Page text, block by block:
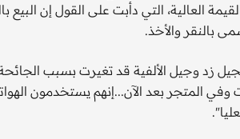
العالية، التي دأبت على القول إن البيع
بالنقر والأخذ.
زد وجيل الألفية قد تغيرت بسبب
وفي المتجر بعد الآن...إنهم يستخدمون